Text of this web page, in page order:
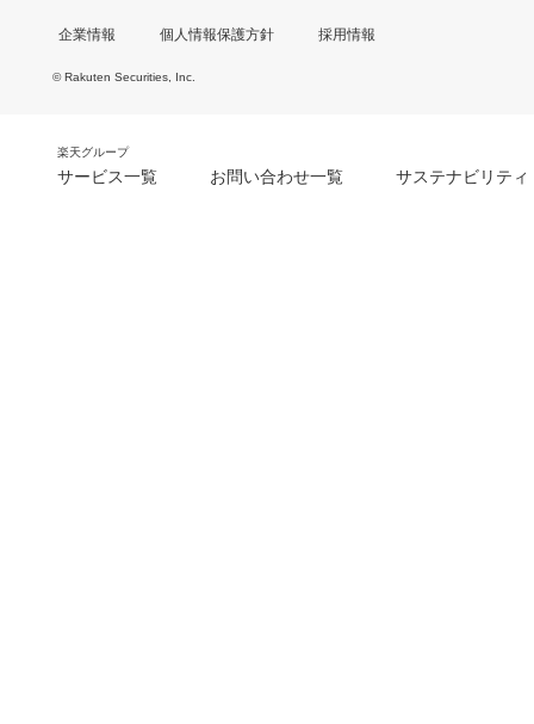
企業情報 個人情報保護方針 採用情報
© Rakuten Securities, Inc.
楽天グループ
サービス一覧 お問い合わせ一覧 サステナビリティ